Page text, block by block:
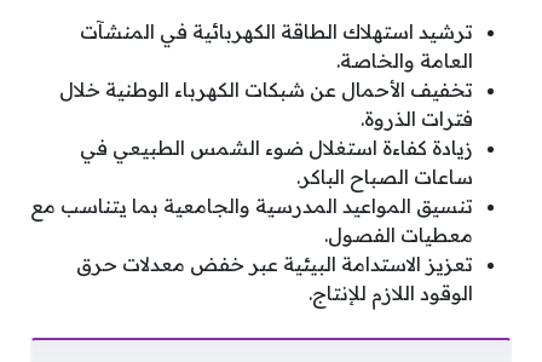
ترشيد استهلاك الطاقة الكهربائية في المنشآت
العامة والخاصة.
تخفيف الأحمال عن شبكات الكهرباء الوطنية خلال
فترات الذروة.
زيادة كفاءة استغلال ضوء الشمس الطبيعي في
ساعات الصباح الباكر.
تنسيق المواعيد المدرسية والجامعية بما يتناسب مع
معطيات الفصول.
تعزيز الاستدامة البيئية عبر خفض معدلات حرق
الوقود اللازم للإنتاج.